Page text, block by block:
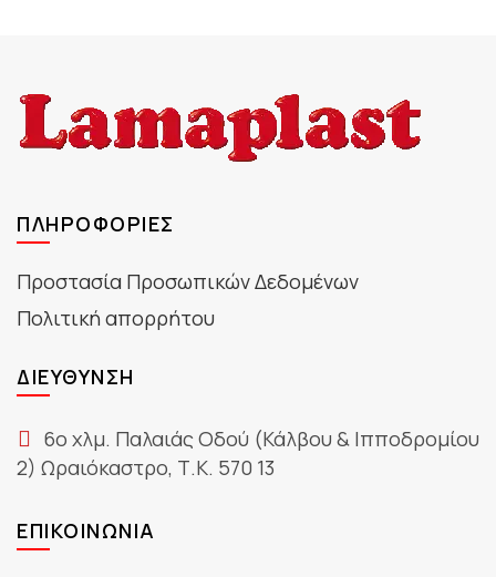
ΠΛΗΡΟΦΟΡΊΕΣ
Προστασία Προσωπικών Δεδομένων
Πολιτική απορρήτου
ΔΙΕΎΘΥΝΣΗ
6ο χλμ. Παλαιάς Οδού (Κάλβου & Ιπποδρομίου
2) Ωραιόκαστρο, Τ.Κ. 570 13
ΕΠΙΚΟΙΝΩΝΊΑ